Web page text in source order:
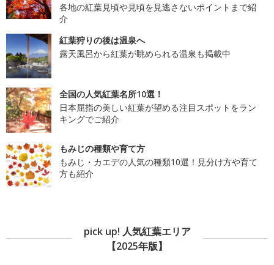
各地の紅葉見頃や見頃を見逃さないポイントまで紹
介
紅葉狩りの後は温泉へ
露天風呂から紅葉が眺められる温泉も掲載中
全国の人気紅葉名所10選！
日本屈指の美しい紅葉が望める注目スポットをラン
キングでご紹介
もみじの種類や育て方
もみじ・カエデの人気の種類10選！見分け方や育て
方も紹介
pick up! 人気紅葉エリア
【2025年版】